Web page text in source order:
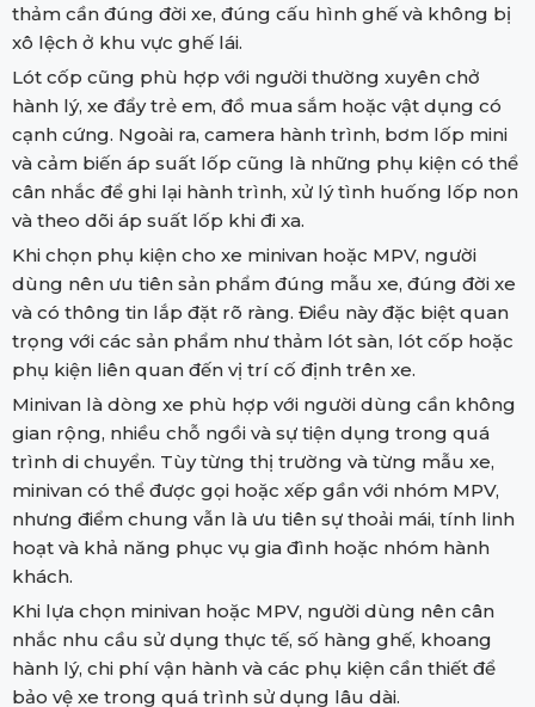
thảm cần đúng đời xe, đúng cấu hình ghế và không bị
xô lệch ở khu vực ghế lái.
Lót cốp cũng phù hợp với người thường xuyên chở
hành lý, xe đẩy trẻ em, đồ mua sắm hoặc vật dụng có
cạnh cứng. Ngoài ra, camera hành trình, bơm lốp mini
và cảm biến áp suất lốp cũng là những phụ kiện có thể
cân nhắc để ghi lại hành trình, xử lý tình huống lốp non
và theo dõi áp suất lốp khi đi xa.
Khi chọn phụ kiện cho xe minivan hoặc MPV, người
dùng nên ưu tiên sản phẩm đúng mẫu xe, đúng đời xe
và có thông tin lắp đặt rõ ràng. Điều này đặc biệt quan
trọng với các sản phẩm như thảm lót sàn, lót cốp hoặc
phụ kiện liên quan đến vị trí cố định trên xe.
Minivan là dòng xe phù hợp với người dùng cần không
gian rộng, nhiều chỗ ngồi và sự tiện dụng trong quá
trình di chuyển. Tùy từng thị trường và từng mẫu xe,
minivan có thể được gọi hoặc xếp gần với nhóm MPV,
nhưng điểm chung vẫn là ưu tiên sự thoải mái, tính linh
hoạt và khả năng phục vụ gia đình hoặc nhóm hành
khách.
Khi lựa chọn minivan hoặc MPV, người dùng nên cân
nhắc nhu cầu sử dụng thực tế, số hàng ghế, khoang
hành lý, chi phí vận hành và các phụ kiện cần thiết để
bảo vệ xe trong quá trình sử dụng lâu dài.